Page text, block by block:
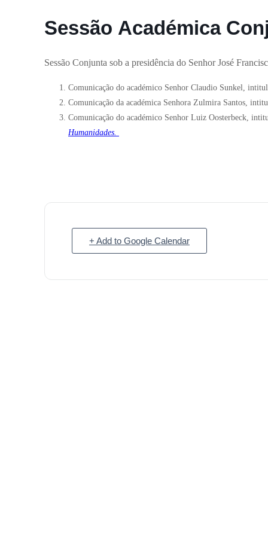
Sessão Académica
Sessão Conjunta sob a presidência do Senhor José
Comunicação do académico Senhor Claudio Sunkel,
Comunicação da académica Senhora Zulmira Santos,
Comunicação do académico Senhor Luiz Oosterbeck,
Humanidades.
+ Add to Google Calendar